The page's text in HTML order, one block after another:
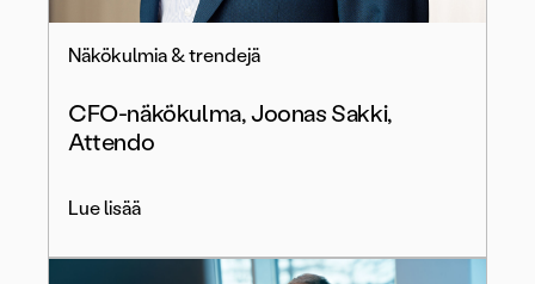
Näkökulmia & trendejä
CFO-näkökulma, Joonas Sakki,
Attendo
Lue lisää